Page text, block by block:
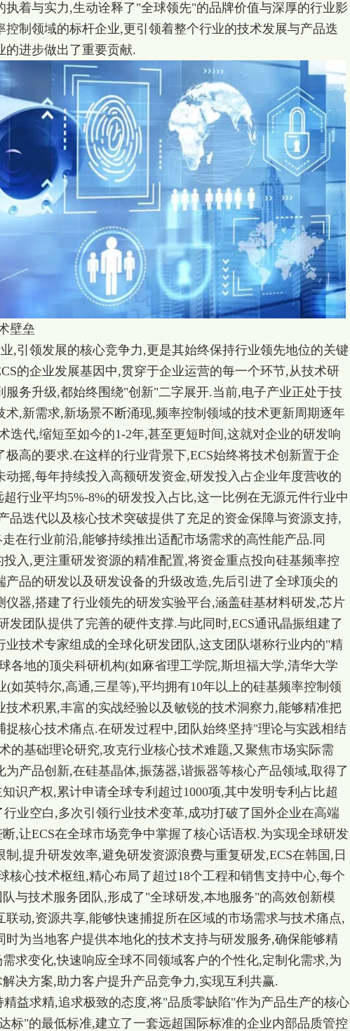
执着与实力,生动诠释了"全球领先"的品牌价值与深厚的行业影
控制领域的标杆企业,更引领着整个行业的技术发展与产品迭
的进步做出了重要贡献.
壁垒
,引领发展的核心竞争力,更是其始终保持行业领先地位的关键
的企业发展基因中,贯穿于企业运营的每一个环节,从技术研
服务升级,都始终围绕"创新"二字展开.当前,电子产业正处于技
术,新需求,新场景不断涌现,频率控制领域的技术更新周期逐年
迭代,缩短至如今的1-2年,甚至更短时间,这就对企业的研发响
高的要求.在这样的行业背景下,ECS始终将技术创新置于企
动摇,每年持续投入高额研发资金,研发投入占企业年度营收的
行业平均5%-8%的研发投入占比,这一比例在无源元件行业中
品迭代以及核心技术突破提供了充足的资金保障与资源支持,
在行业前沿,能够持续推出适配市场需求的高性能产品.同
投入,更注重研发资源的精准配置,将资金重点投向硅基频率控
产品的研发以及研发设备的升级改造,先后引进了全球顶尖的
仪器,搭建了行业领先的研发实验平台,涵盖硅基材料研发,芯片
发团队提供了完善的硬件支撑.与此同时,ECS通讯晶振组建了
业技术专家组成的全球化研发团队,这支团队堪称行业内的"精
各地的顶尖科研机构(如麻省理工学院,斯坦福大学,清华大学
(如英特尔,高通,三星等),平均拥有10年以上的硅基频率控制领
技术积累,丰富的实战经验以及敏锐的技术洞察力,能够精准把
捉核心技术痛点.在研发过程中,团队始终坚持"理论与实践相结
的基础理论研究,攻克行业核心技术难题,又聚焦市场实际需
产品创新,在硅基晶体,振荡器,谐振器等核心产品领域,取得了
识产权,累计申请全球专利超过1000项,其中发明专利占比超
业空白,多次引领行业技术变革,成功打破了国外企业在高端
,让ECS在全球市场竞争中掌握了核心话语权.为实现全球研发
,提升研发效率,避免研发资源浪费与重复研发,ECS在韩国,日
核心技术枢纽,精心布局了超过18个工程和销售支持中心,每个
与技术服务团队,形成了"全球研发,本地服务"的高效创新模
联动,资源共享,能够快速捕捉所在区域的市场需求与技术痛点,
时为当地客户提供本地化的技术支持与研发服务,确保能够精
求变化,快速响应全球不同领域客户的个性化,定制化需求,为
决方案,助力客户提升产品竞争力,实现互利共赢.
精益求精,追求极致的态度,将"品质零缺陷"作为产品生产的核心
标"的最低标准,建立了一套远超国际标准的企业内部品质管控